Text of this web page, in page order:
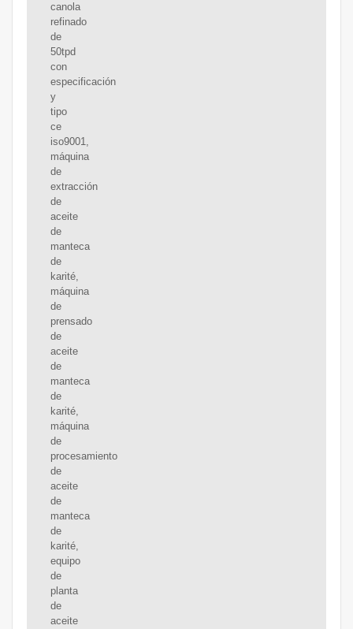
canola
refinado
de
50tpd
con
especificación
y
tipo
ce
iso9001,
máquina
de
extracción
de
aceite
de
manteca
de
karité,
máquina
de
prensado
de
aceite
de
manteca
de
karité,
máquina
de
procesamiento
de
aceite
de
manteca
de
karité,
equipo
de
planta
de
aceite